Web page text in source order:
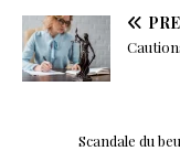
Scandale du